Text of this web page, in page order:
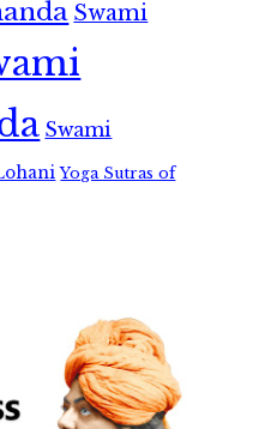
Swami
Swami
Yoga Sutras of